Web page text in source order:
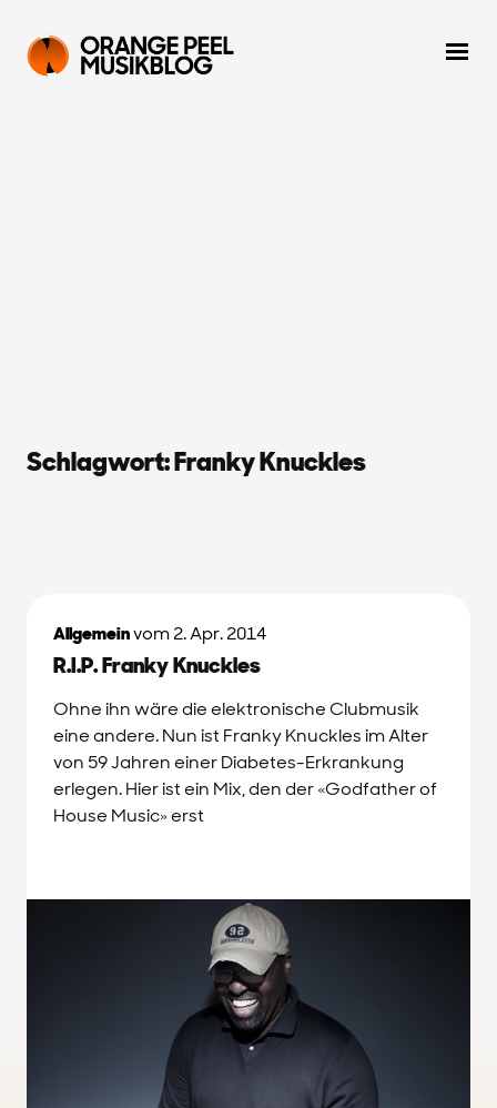
Schlagwort:Franky Knuckles
Allgemeinvom 2. Apr. 2014
R.I.P. Franky Knuckles
Ohne ihn wäre die elektronische Clubmusik
eine andere. Nun ist Franky Knuckles im Alter
von 59 Jahren einer Diabetes-Erkrankung
erlegen. Hier ist ein Mix, den der «Godfather of
House Music» erst